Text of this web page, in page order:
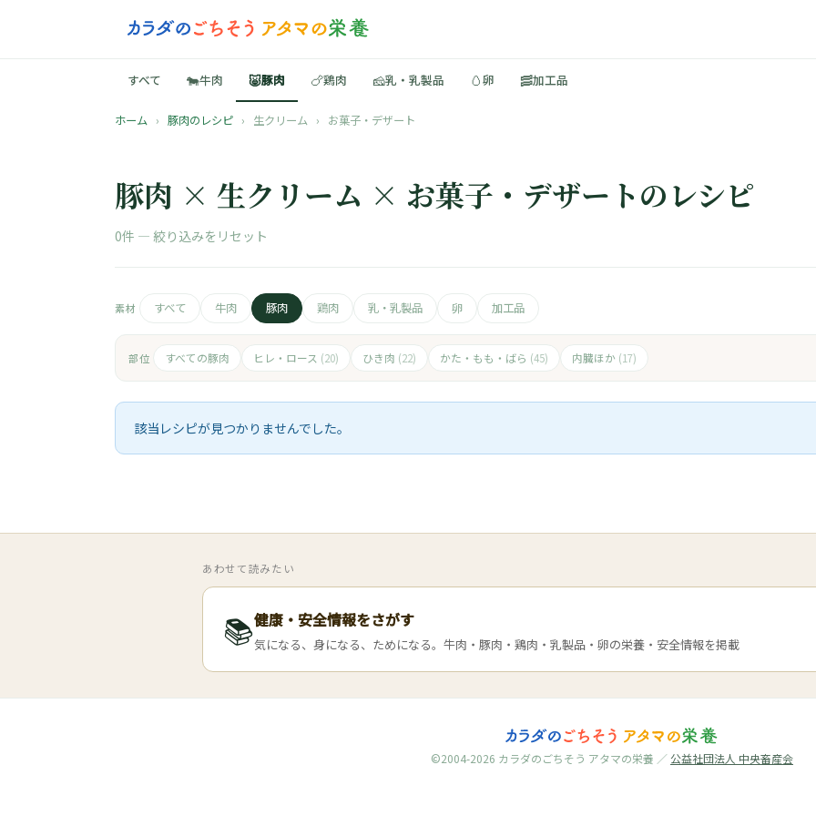
すべて 🐄牛肉 🐷豚肉 🍗鶏肉 🧀乳・乳製品 🥚卵 🥓加工品
ホーム › 豚肉のレシピ › 生クリーム › お菓子・デザート
豚肉 × 生クリーム × お菓子・デザートのレシピ
0件 — 絞り込みをリセット
素材 すべて 牛肉 豚肉 鶏肉 乳・乳製品 卵 加工品
部位 すべての豚肉 ヒレ・ロース (20) ひき肉 (22) かた・もも・ばら (45) 内臓ほか (17)
該当レシピが見つかりませんでした。
あわせて読みたい
📚健康・安全情報をさがす
気になる、身になる、ためになる。牛肉・豚肉・鶏肉・乳製品・卵の栄養・安全情報を掲載
©2004-2026 カラダのごちそう アタマの栄養 ／公益社団法人 中央畜産会